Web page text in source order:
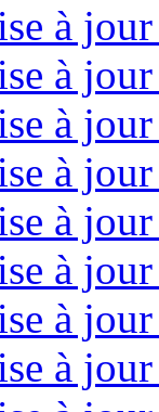
à
à
à
à
à
à
à
à